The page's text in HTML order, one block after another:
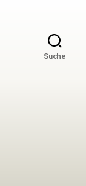
Suche